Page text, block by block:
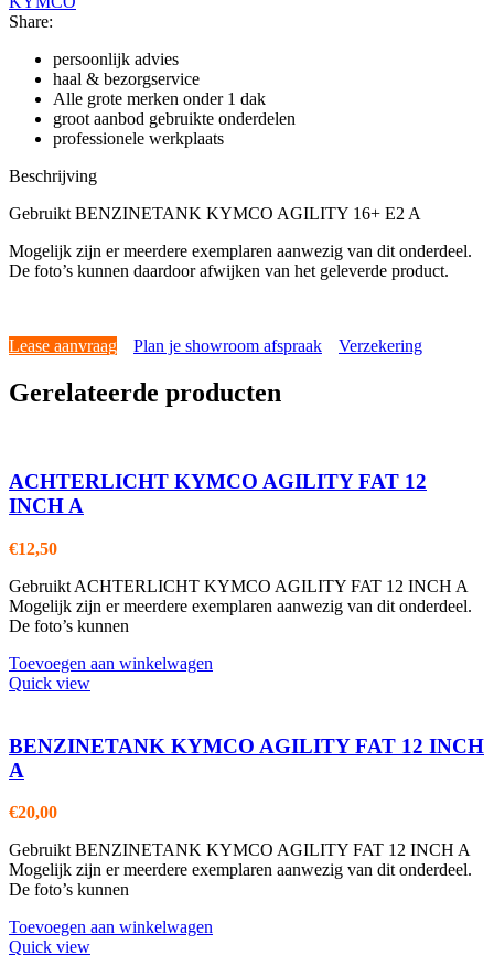
Share:
persoonlijk advies
haal & bezorgservice
Alle grote merken onder 1 dak
groot aanbod gebruikte onderdelen
professionele werkplaats
Beschrijving
Gebruikt BENZINETANK KYMCO AGILITY 16+ E2 A
Mogelijk zijn er meerdere exemplaren aanwezig van dit onderdeel.
De foto’s kunnen daardoor afwijken van het geleverde product.
Lease aanvraag Plan je showroom afspraak Verzekering
Gerelateerde producten
ACHTERLICHT KYMCO AGILITY FAT 12
INCH A
€12,50
Gebruikt ACHTERLICHT KYMCO AGILITY FAT 12 INCH A
Mogelijk zijn er meerdere exemplaren aanwezig van dit onderdeel.
De foto’s kunnen
Toevoegen aan winkelwagen
Quick view
BENZINETANK KYMCO AGILITY FAT 12 INCH
A
€20,00
Gebruikt BENZINETANK KYMCO AGILITY FAT 12 INCH A
Mogelijk zijn er meerdere exemplaren aanwezig van dit onderdeel.
De foto’s kunnen
Toevoegen aan winkelwagen
Quick view